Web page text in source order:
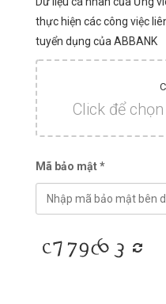
thực hiện các công việc
tuyển dụng của ABBANK
Click để
Mã bảo mật *